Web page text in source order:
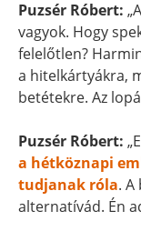
Puzsér Róbert:
vagyok. Hogy
felelőtlen?
a hitelkártyákra,
betétekre. Az
Puzsér Róbert:
a hétköznapi
tudjanak róla. A
alternatívád. Én